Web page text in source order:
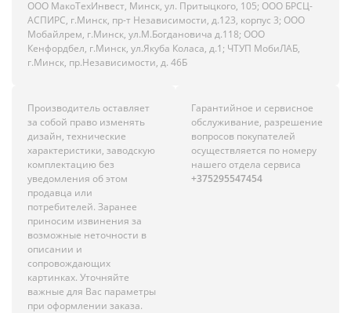
ООО МакоТехИнвест, Минск, ул. Притыцкого, 105; ООО БРСЦ-
АСПИРС, г.Минск, пр-т Независимости, д.123, корпус 3; ООО
Мобайлрем, г.Минск, ул.М.Богдановича д.118; ООО
Кенфордбел, г.Минск, ул.Якуба Коласа, д.1; ЧТУП МобиЛАБ,
г.Минск, пр.Независимости, д. 46Б
Производитель оставляет
за собой право изменять
дизайн, технические
характеристики, заводскую
комплектацию без
уведомления об этом
продавца или
потребителей. Заранее
приносим извинения за
возможные неточности в
описании и
сопровождающих
картинках. Уточняйте
важные для Вас параметры
при оформлении заказа.
Гарантийное и сервисное
обслуживание, разрешение
вопросов покупателей
осуществляется по номеру
нашего отдела сервиса
+375295547454